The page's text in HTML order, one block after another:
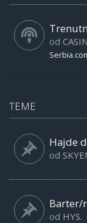
od
TEME
Hajde
od
Barter/
od HYS.